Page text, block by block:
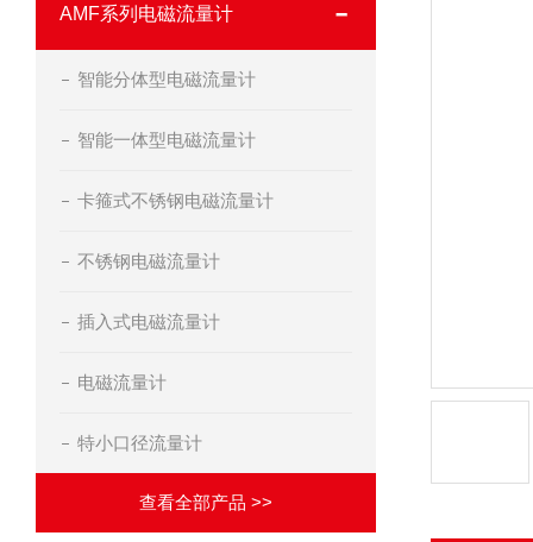
AMF系列电磁流量计
智能分体型电磁流量计
智能一体型电磁流量计
卡箍式不锈钢电磁流量计
不锈钢电磁流量计
插入式电磁流量计
电磁流量计
特小口径流量计
查看全部产品 >>